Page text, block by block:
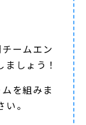
ームエン
しょう！
を組みま
。